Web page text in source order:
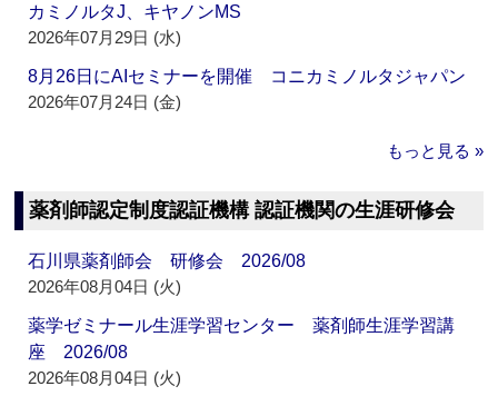
カミノルタJ、キヤノンMS
2026年07月29日 (水)
8月26日にAIセミナーを開催 コニカミノルタジャパン
2026年07月24日 (金)
もっと見る »
薬剤師認定制度認証機構 認証機関の生涯研修会
石川県薬剤師会 研修会 2026/08
2026年08月04日 (火)
薬学ゼミナール生涯学習センター 薬剤師生涯学習講
座 2026/08
2026年08月04日 (火)